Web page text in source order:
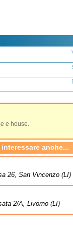
e house.
anche...
26, San Vincenzo (LI)
2/A, Livorno (LI)